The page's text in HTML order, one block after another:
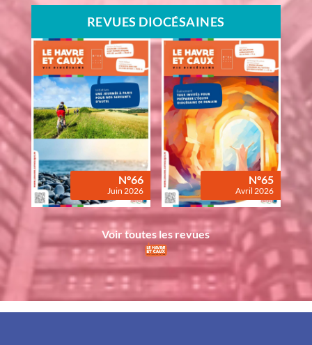
REVUES DIOCÉSAINES
N°66
Juin 2026
N°65
Avril 2026
Voir toutes les revues